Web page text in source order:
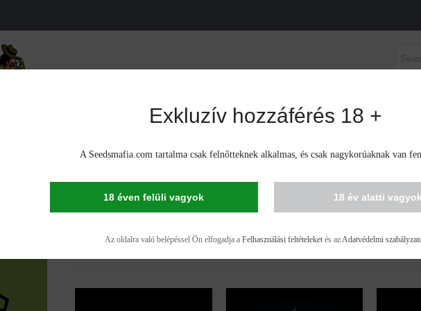
FEMINIZÁLT AUTOVIRÁGZÓ MAGVAK CBD
Cannabis seeds in Kyustendil
CANNABIS SEEDS IN KYUSTENDIL
Exkluzív hozzáférés 18 +
A Seedsmafia.com tartalma csak felnőtteknek alkalmas, és csak nagykorúaknak van
18 éven felüli vagyok 18 év alatti vagyok
Az oldalra való belépéssel Ön elfogadja a Felhasználási feltételeketés azAdatvédelmi